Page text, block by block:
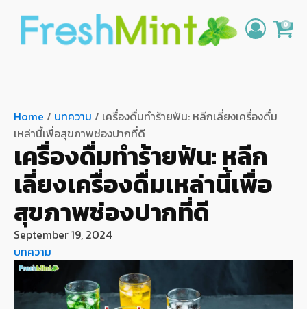
0
Home / บทความ / เครื่องดื่มทำร้ายฟัน: หลีกเลี่ยงเครื่องดื่ม
เหล่านี้เพื่อสุขภาพช่องปากที่ดี
เครื่องดื่มทำร้ายฟัน: หลีก
เลี่ยงเครื่องดื่มเหล่านี้เพื่อ
สุขภาพช่องปากที่ดี
September 19, 2024
บทความ